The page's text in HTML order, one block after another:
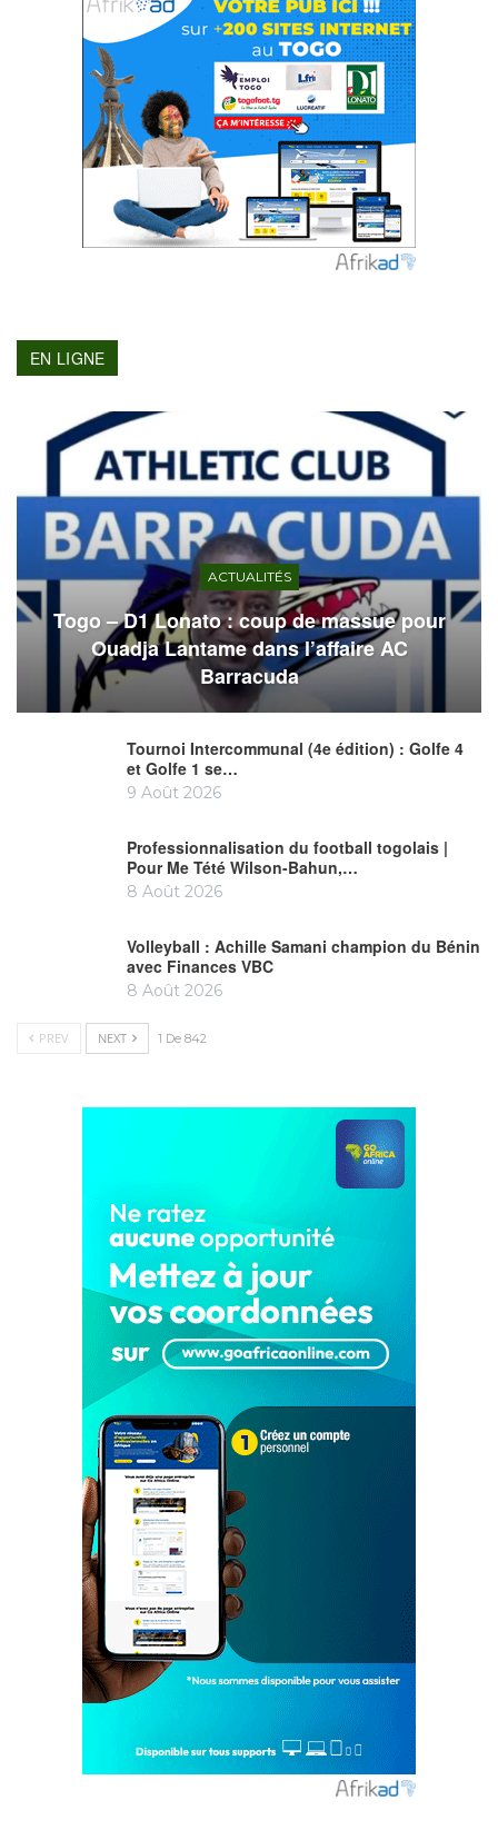
EN LIGNE
ACTUALITÉS
Togo – D1 Lonato : coup de massue pour
Ouadja Lantame dans l’affaire AC
Barracuda
Tournoi Intercommunal (4e édition) : Golfe 4
et Golfe 1 se…
9 Août 2026
Professionnalisation du football togolais |
Pour Me Tété Wilson-Bahun,…
8 Août 2026
Volleyball : Achille Samani champion du Bénin
avec Finances VBC
8 Août 2026
PREV NEXT 1 De 842